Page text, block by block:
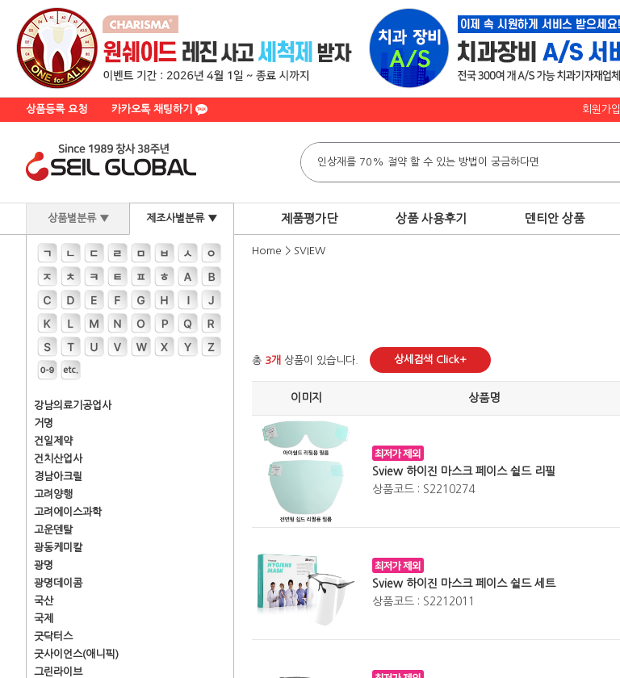
상품등록 요청 카카오톡 채팅하기 회원가입
상품별분류 ▼ 제조사별분류 ▼
강남의료기공업사
거명
건일제약
건치산업사
경남아크릴
고려양행
고려에이스과학
고운덴탈
광동케미칼
광명
광명데이콤
국산
국제
굿닥터스
굿사이언스(애니픽)
그린라이브
제품평가단 상품 사용후기 덴티안 상품
Home > SVIEW
총 3개 상품이 있습니다. 상세검색 Click+
이미지 상품명
Sview 하이진 마스크 페이스 쉴드 리필
상품코드 : S2210274
Sview 하이진 마스크 페이스 쉴드 세트
상품코드 : S2212011